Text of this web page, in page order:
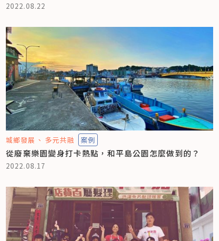
2022.08.22
城鄉發展 多元共融 案例
從廢棄樂園變身打卡熱點，和平島公園怎麼做到的？
2022.08.17